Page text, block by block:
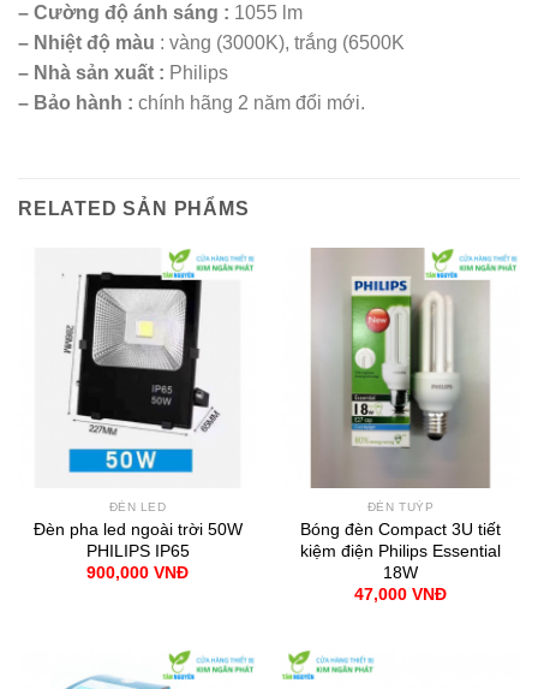
– Cường độ ánh sáng : 1055 lm
– Nhiệt độ màu : vàng (3000K), trắng (6500K
– Nhà sản xuất : Philips
– Bảo hành : chính hãng 2 năm đổi mới.
RELATED SẢN PHẨMS
ĐÈN LED
Đèn pha led ngoài trời 50W
PHILIPS IP65
900,000 VNĐ
ĐÈN TUÝP
Bóng đèn Compact 3U tiết
kiệm điện Philips Essential
18W
47,000 VNĐ